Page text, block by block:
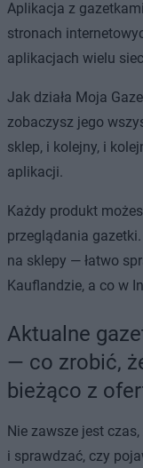
Aplikacja z
stronach
aplikacjach wielu
Jak działa Moja
zobaczysz jego
sklep, i kolejny, i
aplikacji.
Każdy produkt
przeglądania
na sklepy — łatwo
Kauflandzie, a co w
Aktualne
— co zrobić,
bieżąco z
Nie zawsze jest
i sprawdzać, czy